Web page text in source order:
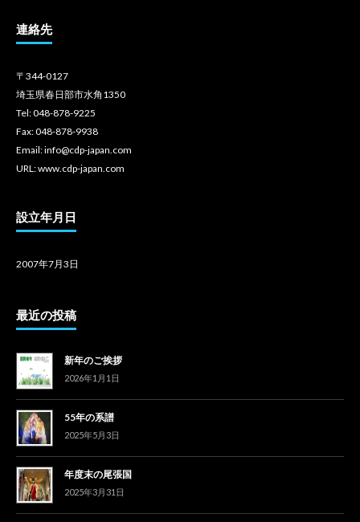
連絡先
〒344-0127
埼玉県春日部市水角1350
Tel: 048-878-9225
Fax: 048-878-9938
Email: info@cdp-japan.com
URL: www.cdp-japan.com
設立年月日
2007年7月3日
最近の投稿
新年のご挨拶
2026年1月1日
55年の系譜
2025年5月3日
年度末の尾張国
2025年3月31日